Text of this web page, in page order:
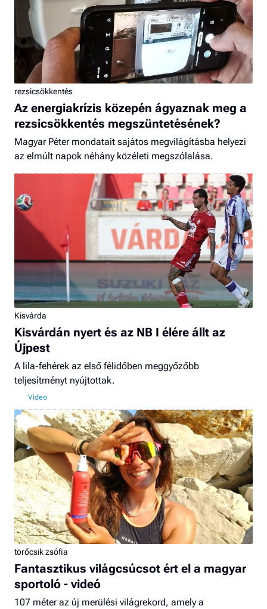
rezsicsökkentés
Az energiakrízis közepén ágyaznak meg a
rezsicsökkentés megszüntetésének?
Magyar Péter mondatait sajátos megvilágításba helyezi
az elmúlt napok néhány közéleti megszólalása.
Kisvárda
Kisvárdán nyert és az NB I élére állt az
Újpest
A lila-fehérek az első félidőben meggyőzőbb
teljesítményt nyújtottak.
törőcsik zsófia
Fantasztikus világcsúcsot ért el a magyar
sportoló - videó
107 méter az új merülési világrekord, amely a